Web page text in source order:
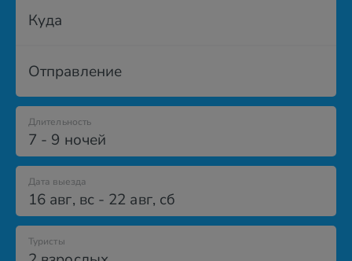
Куда
Отправление
7 - 9 ночей
Длительность
Дата выезда
16 авг, вс- 22 авг, сб
Туристы